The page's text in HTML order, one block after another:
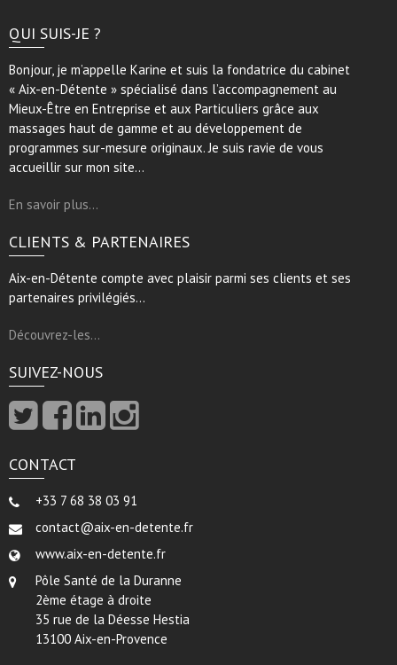
QUI SUIS-JE ?
Bonjour, je m’appelle Karine et suis la fondatrice du cabinet
« Aix-en-Détente » spécialisé dans l’accompagnement au
Mieux-Être en Entreprise et aux Particuliers grâce aux
massages haut de gamme et au développement de
programmes sur-mesure originaux. Je suis ravie de vous
accueillir sur mon site…
En savoir plus…
CLIENTS & PARTENAIRES
Aix-en-Détente compte avec plaisir parmi ses clients et ses
partenaires privilégiés…
Découvrez-les…
SUIVEZ-NOUS
CONTACT
+33 7 68 38 03 91
contact@aix-en-detente.fr
www.aix-en-detente.fr
Pôle Santé de la Duranne
2ème étage à droite
35 rue de la Déesse Hestia
13100 Aix-en-Provence